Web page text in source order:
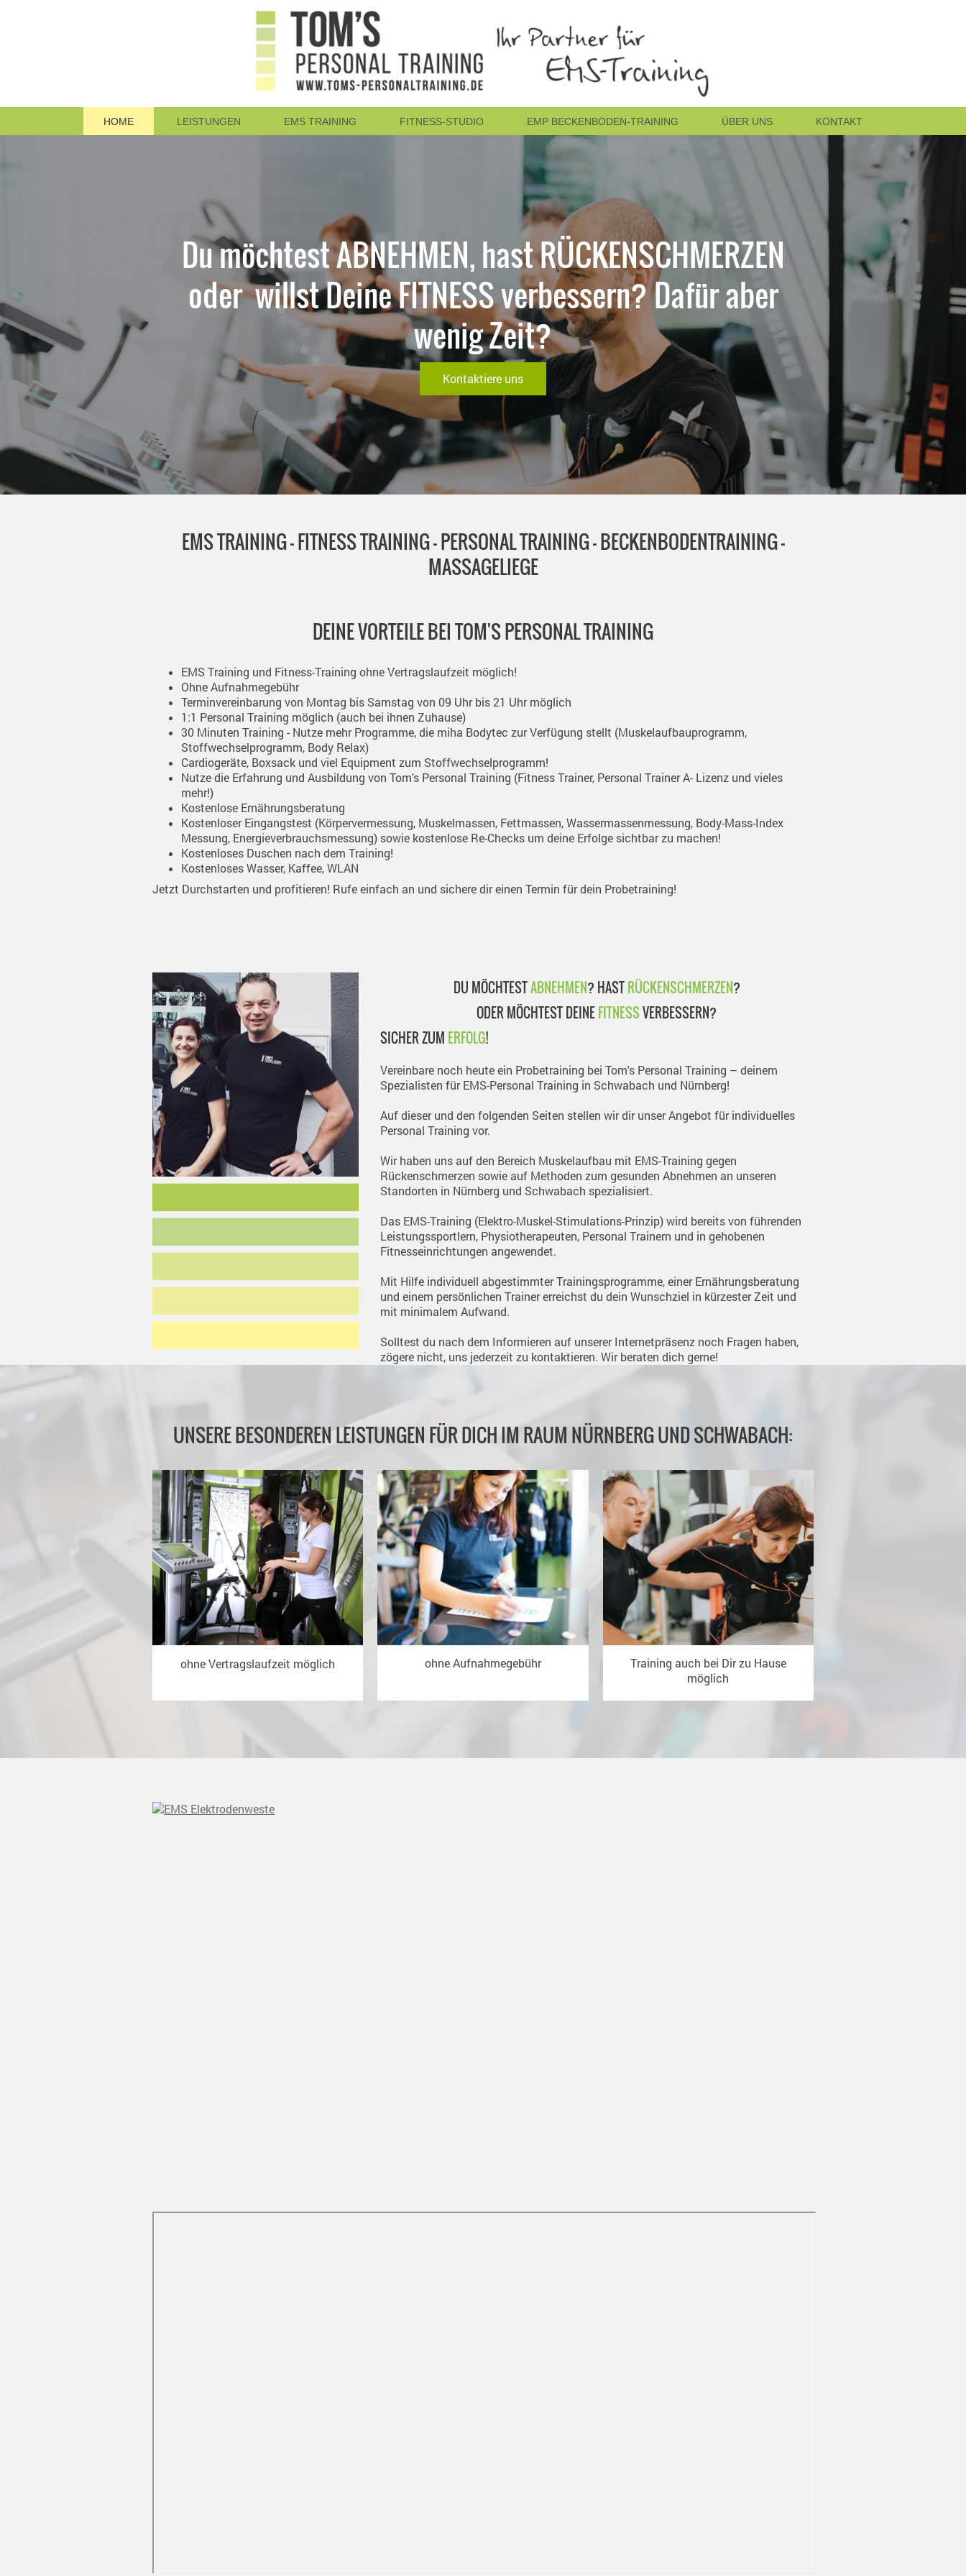
HOME LEISTUNGEN EMS TRAINING FITNESS-STUDIO EMP BECKENBODEN-TRAINING ÜBER UNS KONTAKT
Du möchtest ABNEHMEN, hast RÜCKENSCHMERZEN
oder willst Deine FITNESS verbessern? Dafür aber
wenig Zeit?
Kontaktiere uns
EMS TRAINING - FITNESS TRAINING - PERSONAL TRAINING - BECKENBODENTRAINING -
MASSAGELIEGE
DEINE VORTEILE BEI TOM'S PERSONAL TRAINING
EMS Training und Fitness-Training ohne Vertragslaufzeit möglich!
Ohne Aufnahmegebühr
Terminvereinbarung von Montag bis Samstag von 09 Uhr bis 21 Uhr möglich
1:1 Personal Training möglich (auch bei ihnen Zuhause)
30 Minuten Training - Nutze mehr Programme, die miha Bodytec zur Verfügung stellt (Muskelaufbauprogramm,
Stoffwechselprogramm, Body Relax)
Cardiogeräte, Boxsack und viel Equipment zum Stoffwechselprogramm!
Nutze die Erfahrung und Ausbildung von Tom's Personal Training (Fitness Trainer, Personal Trainer A- Lizenz und vieles
mehr!)
Kostenlose Ernährungsberatung
Kostenloser Eingangstest (Körpervermessung, Muskelmassen, Fettmassen, Wassermassenmessung, Body-Mass-Index
Messung, Energieverbrauchsmessung) sowie kostenlose Re-Checks um deine Erfolge sichtbar zu machen!
Kostenloses Duschen nach dem Training!
Kostenloses Wasser, Kaffee, WLAN
Jetzt Durchstarten und profitieren! Rufe einfach an und sichere dir einen Termin für dein Probetraining!
DU MÖCHTESTABNEHMEN? HASTRÜCKENSCHMERZEN?
ODER MÖCHTEST DEINEFITNESSVERBESSERN?
SICHER ZUM ERFOLG!
Vereinbare noch heute ein Probetraining bei Tom's Personal Training – deinem
Spezialisten für EMS-Personal Training in Schwabach und Nürnberg!
Auf dieser und den folgenden Seiten stellen wir dir unser Angebot für individuelles
Personal Training vor.
Wir haben uns auf den Bereich Muskelaufbau mit EMS-Training gegen
Rückenschmerzen sowie auf Methoden zum gesunden Abnehmen an unseren
Standorten in Nürnberg und Schwabach spezialisiert.
Das EMS-Training (Elektro-Muskel-Stimulations-Prinzip) wird bereits von führenden
Leistungssportlern, Physiotherapeuten, Personal Trainern und in gehobenen
Fitnesseinrichtungen angewendet.
Mit Hilfe individuell abgestimmter Trainingsprogramme, einer Ernährungsberatung
und einem persönlichen Trainer erreichst du dein Wunschziel in kürzester Zeit und
mit minimalem Aufwand.
Solltest du nach dem Informieren auf unserer Internetpräsenz noch Fragen haben,
zögere nicht, uns jederzeit zu kontaktieren. Wir beraten dich gerne!
UNSERE BESONDEREN LEISTUNGEN FÜR DICH IM RAUM NÜRNBERG UND SCHWABACH:
ohne Vertragslaufzeit möglich ohne Aufnahmegebühr
Training auch bei Dir zu Hause
möglich